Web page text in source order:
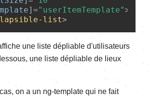
]="userItemTemplate">
list>
une liste dépliable d'utilisateurs
une liste dépliable de lieux
on a un ng-template qui ne fait